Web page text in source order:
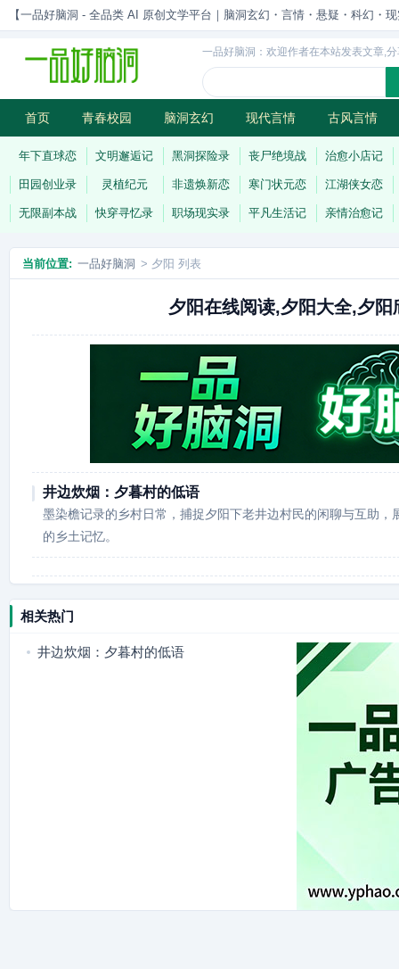
【一品好脑洞 - 全品类 AI 原创文学平台｜脑洞玄幻・言情・悬疑・科幻・
一品好脑洞：欢迎作者在本站发表文章,
首页 青春校园 脑洞玄幻 现代言情 古风言情
历史权谋 武侠江湖 灵异志怪 连载
年下直球恋 文明邂逅记 黑洞探险录 丧尸绝境战 治愈小店记
田园创业录 灵植纪元 非遗焕新恋 寒门状元恋 江湖侠女恋
无限副本战 快穿寻忆录 职场现实录 平凡生活记 亲情治愈记
当前位置: 一品好脑洞 > 夕阳 列表
夕阳在线阅读,夕阳大全,夕阳
井边炊烟：夕暮村的低语
墨染檐记录的乡村日常，捕捉夕阳下老井边村民的闲聊与互助，
的乡土记忆。
相关热门
井边炊烟：夕暮村的低语